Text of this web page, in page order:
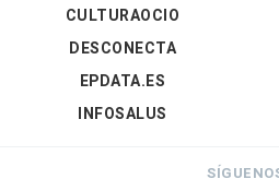
CULTURAOCIO
DESCONECTA
EPDATA.ES
INFOSALUS